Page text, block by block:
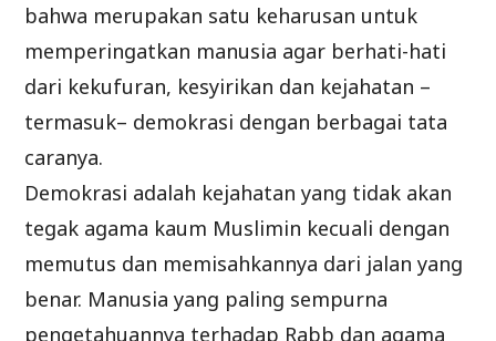
bahwa merupakan satu keharusan untuk
memperingatkan manusia agar berhati-hati
dari kekufuran, kesyirikan dan kejahatan –
termasuk– demokrasi dengan berbagai tata
caranya.
Demokrasi adalah kejahatan yang tidak akan
tegak agama kaum Muslimin kecuali dengan
memutus dan memisahkannya dari jalan yang
benar. Manusia yang paling sempurna
pengetahuannya terhadap Rabb dan agama